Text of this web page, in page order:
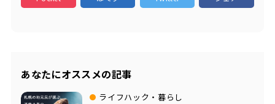
あなたにオススメの記事
ライフハック・暮らし